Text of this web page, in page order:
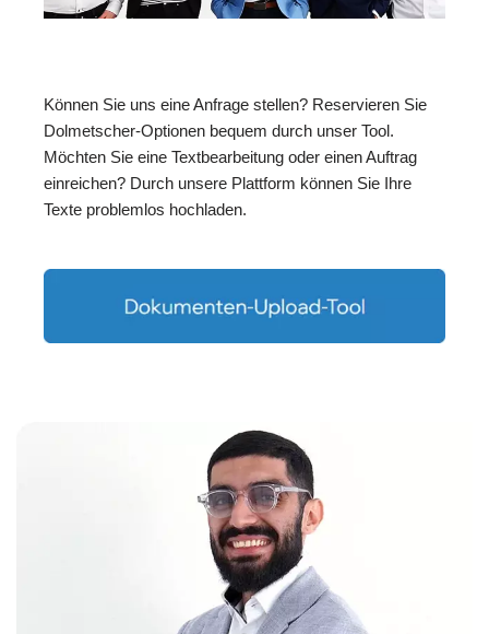
Können Sie uns eine Anfrage stellen? Reservieren Sie
Dolmetscher-Optionen bequem durch unser Tool.
Möchten Sie eine Textbearbeitung oder einen Auftrag
einreichen? Durch unsere Plattform können Sie Ihre
Texte problemlos hochladen.